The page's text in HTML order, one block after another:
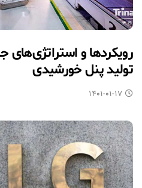
رویکردها و استراتژی‌های
تولید پنل خورشیدی
۱۴۰۱-۰۱-۱۷